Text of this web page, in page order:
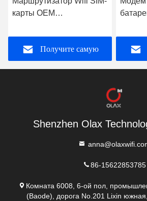
карты OEM
маршрутизатор 4G RJ45
ПЕРЕНОСЯТ OLAX AX6
PRO
Получите самую
WiFi
Shenzhen Olax
86-15622853785
Комната 6008, 6-ой пол,
(Baode), дорога No.201 Lixin